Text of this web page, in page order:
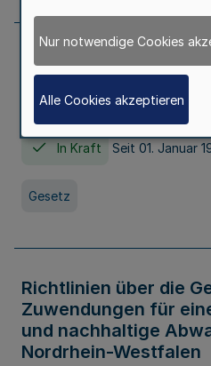
Erstes Gesetz zur
Kinder- und
KJHG -
In Kraft Seit 01. Januar
Gesetz
Richtlinien über die
Zuwendungen für
und nachhaltige
Nordrhein-Westfalen
Nur notwendige Cookies
Alle Cookies akzeptieren